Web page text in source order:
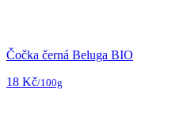
Čočka černá Beluga BIO
18 Kč/100g